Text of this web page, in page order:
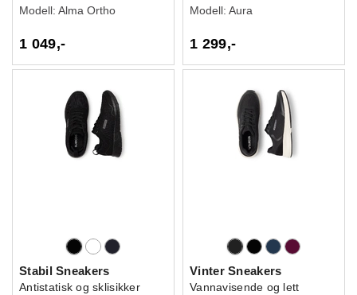
Modell: Alma Ortho
1 049,-
Modell: Aura
1 299,-
Stabil Sneakers
Antistatisk og sklisikker
Vinter Sneakers
Vannavisende og lett